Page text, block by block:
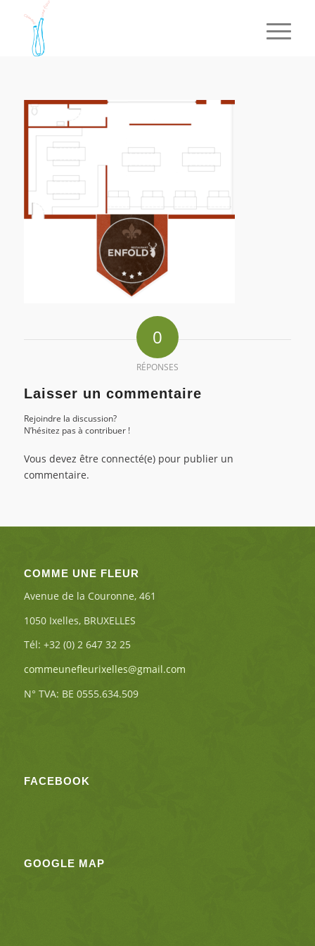
0
RÉPONSES
Laisser un commentaire
Rejoindre la discussion?
N’hésitez pas à contribuer !
Vous devez être connecté(e) pour publier un
commentaire.
COMME UNE FLEUR
Avenue de la Couronne, 461
1050 Ixelles, BRUXELLES
Tél: +32 (0) 2 647 32 25
commeunefleurixelles@gmail.com
N° TVA: BE 0555.634.509
FACEBOOK
GOOGLE MAP